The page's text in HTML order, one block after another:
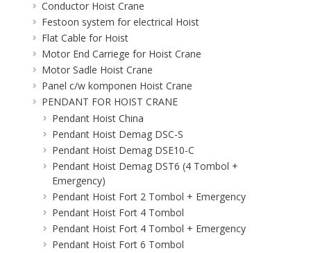
Conductor Hoist Crane
Festoon system for electrical Hoist
Flat Cable for Hoist
Motor End Carriege for Hoist Crane
Motor Sadle Hoist Crane
Panel c/w komponen Hoist Crane
PENDANT FOR HOIST CRANE
Pendant Hoist China
Pendant Hoist Demag DSC-S
Pendant Hoist Demag DSE10-C
Pendant Hoist Demag DST6 (4 Tombol +
Emergency)
Pendant Hoist Fort 2 Tombol + Emergency
Pendant Hoist Fort 4 Tombol
Pendant Hoist Fort 4 Tombol + Emergency
Pendant Hoist Fort 6 Tombol